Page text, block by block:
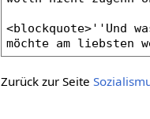
Zurück zur Seite